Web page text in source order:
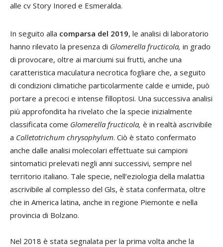
alle cv Story Inored e Esmeralda.
In seguito alla comparsa del 2019, le analisi di laboratorio
hanno rilevato la presenza di Glomerella fructicola, in grado
di provocare, oltre ai marciumi sui frutti, anche una
caratteristica maculatura necrotica fogliare che, a seguito
di condizioni climatiche particolarmente calde e umide, può
portare a precoci e intense filloptosi. Una successiva analisi
più approfondita ha rivelato che la specie inizialmente
classificata come Glomerella fructicola, è in realtà ascrivibile
a Colletotrichum chrysophylum. Ciò è stato confermato
anche dalle analisi molecolari effettuate sui campioni
sintomatici prelevati negli anni successivi, sempre nel
territorio italiano. Tale specie, nell’eziologia della malattia
ascrivibile al complesso del Gls, è stata confermata, oltre
che in America latina, anche in regione Piemonte e nella
provincia di Bolzano.
Nel 2018 è stata segnalata per la prima volta anche la